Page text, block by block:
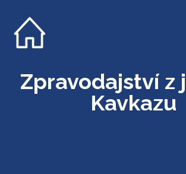
Zpravodajství z
Kavkazu